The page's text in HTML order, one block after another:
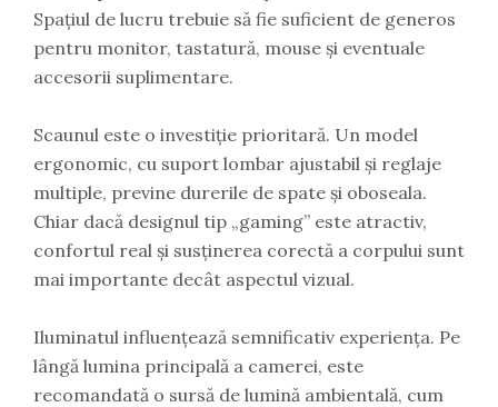
Spațiul de lucru trebuie să fie suficient de generos
pentru monitor, tastatură, mouse și eventuale
accesorii suplimentare.
Scaunul este o investiție prioritară. Un model
ergonomic, cu suport lombar ajustabil și reglaje
multiple, previne durerile de spate și oboseala.
Chiar dacă designul tip „gaming” este atractiv,
confortul real și susținerea corectă a corpului sunt
mai importante decât aspectul vizual.
Iluminatul influențează semnificativ experiența. Pe
lângă lumina principală a camerei, este
recomandată o sursă de lumină ambientală, cum